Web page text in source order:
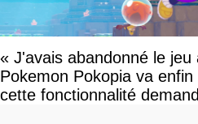
« J'avais abandonné le
Pokemon Pokopia va
cette fonctionnalité